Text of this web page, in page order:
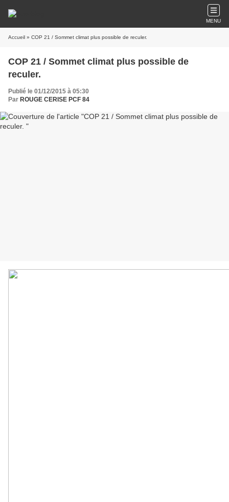
MENU
Accueil » COP 21 / Sommet climat plus possible de reculer.
COP 21 / Sommet climat plus possible de
reculer.
Publié le 01/12/2015 à 05:30
Par ROUGE CERISE PCF 84